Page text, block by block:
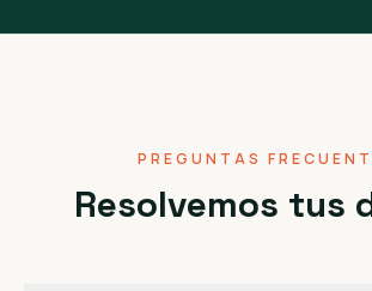
PREGUNTAS
Resolvemos tus